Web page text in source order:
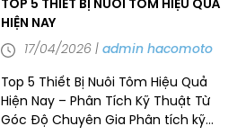
đầy đủ thông tin từ quy tắc đặt
cho đến các biện pháp […]
TOP 5 THIẾT BỊ NUÔI TÔM HIỆU QUẢ
HIỆN NAY
17/04/2026
admin hacomoto
Top 5 Thiết Bị Nuôi Tôm Hiệu Quả
Hiện Nay – Phân Tích Kỹ Thuật Từ
Góc Độ Chuyên Gia Phân tích kỹ